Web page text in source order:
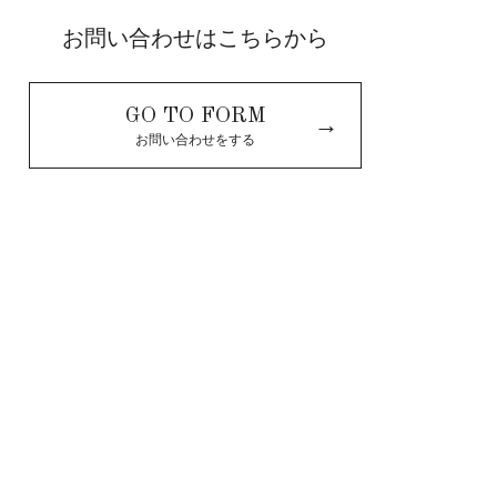
お問い合わせはこちらから
GO TO FORM
お問い合わせをする
→